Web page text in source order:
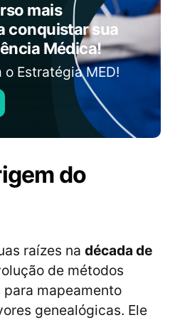
mais
conquistar sua
Médica!
Estratégia MED!
do
raízes na década de
de métodos
mapeamento
genealógicas. Ele